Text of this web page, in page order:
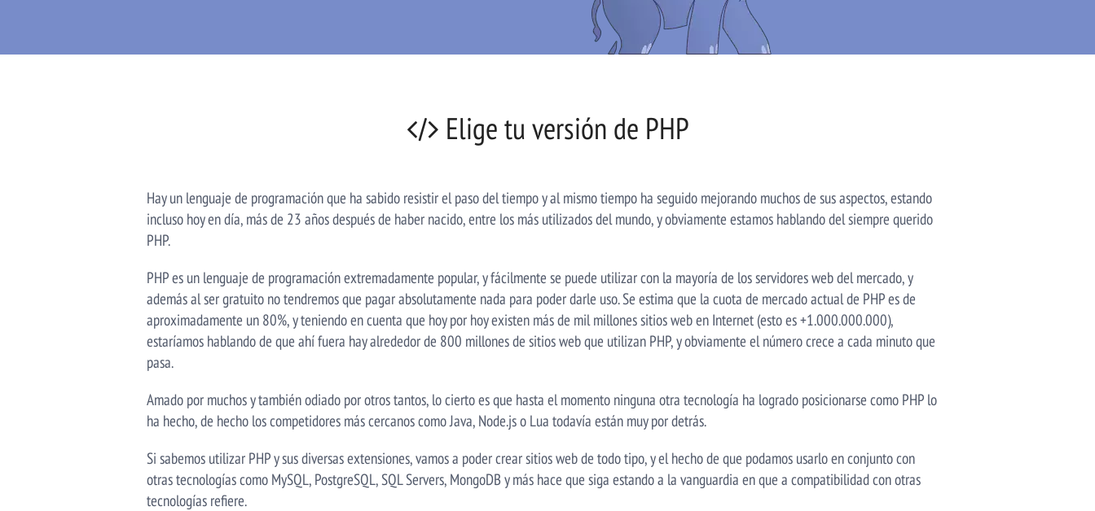
Elige tu versión de PHP
Hay un lenguaje de programación que ha sabido resistir el paso del tiempo y al mismo tiempo ha seguido mejorando muchos de sus aspectos, estando
incluso hoy en día, más de 23 años después de haber nacido, entre los más utilizados del mundo, y obviamente estamos hablando del siempre querido
PHP.
PHP es un lenguaje de programación extremadamente popular, y fácilmente se puede utilizar con la mayoría de los servidores web del mercado, y
además al ser gratuito no tendremos que pagar absolutamente nada para poder darle uso. Se estima que la cuota de mercado actual de PHP es de
aproximadamente un 80%, y teniendo en cuenta que hoy por hoy existen más de mil millones sitios web en Internet (esto es +1.000.000.000),
estaríamos hablando de que ahí fuera hay alrededor de 800 millones de sitios web que utilizan PHP, y obviamente el número crece a cada minuto que
pasa.
Amado por muchos y también odiado por otros tantos, lo cierto es que hasta el momento ninguna otra tecnología ha logrado posicionarse como PHP lo
ha hecho, de hecho los competidores más cercanos como Java, Node.js o Lua todavía están muy por detrás.
Si sabemos utilizar PHP y sus diversas extensiones, vamos a poder crear sitios web de todo tipo, y el hecho de que podamos usarlo en conjunto con
otras tecnologías como MySQL, PostgreSQL, SQL Servers, MongoDB y más hace que siga estando a la vanguardia en que a compatibilidad con otras
tecnologías refiere.